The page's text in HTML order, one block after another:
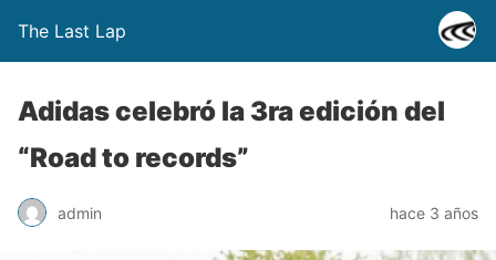
The Last Lap
Adidas celebró la 3ra edición del
“Road to records”
admin hace 3 años